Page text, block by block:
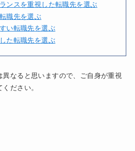
ンスを重視した転職先を選ぶ
職先を選ぶ
い転職先を選ぶ
た転職先を選ぶ
異なると思いますので、ご自身が重視
ださい。